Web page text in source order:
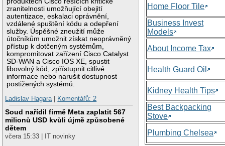
zranitelnosti umožňující obejití
autentizace, eskalaci oprávnění,
vzdálené spuštění kódu a odepření
služby. Úspěšné zneužití může
útočníkům umožnit získat neoprávněný
přístup k dotčeným systémům,
kompromitovat zařízení Cisco Catalyst
SD-WAN a Cisco IOS XE, spustit
libovolný kód, zpřístupnit citlivé
informace nebo narušit dostupnost
postižených systémů.
Ladislav Hagara| Komentářů: 2
Soud nařídil firmě Meta zaplatit 567
milionů USD kvůli újmě způsobené
dětem
včera 15:33 | IT novinky
Home Floor Tile
Business Invest
Models
About Income Tax
Health Guard Oil
Kidney Health Tips
Best Backpacking
Stove
Plumbing Chelsea